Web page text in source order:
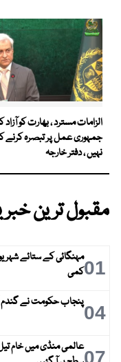
الزامات مسترد ، بھارت کو
جمہوری عمل پر تبصرہ کرنے
نہیں ، دفتر خارجہ
مقبول ترین
01مہنگائی کے ستائے
کمی
04پنجاب حکومت نے گندم
07عالمی منڈی میں خام